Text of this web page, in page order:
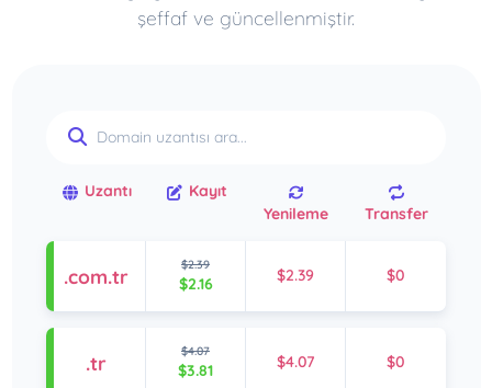
şeffaf ve güncellenmiştir.
Uzantı
Kayıt
Yenileme
Transfer
.com.tr $2.39
$2.16 $2.39 $0
.tr $4.07
$3.81 $4.07 $0